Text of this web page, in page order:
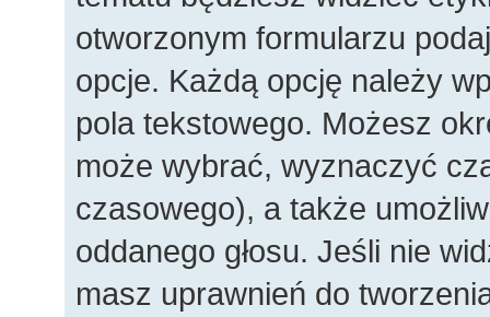
otworzonym formularzu
opcje. Każdą opcję należy
pola tekstowego. Możesz
może wybrać, wyznaczyć
czasowego), a także
oddanego głosu. Jeśli nie
masz uprawnień do